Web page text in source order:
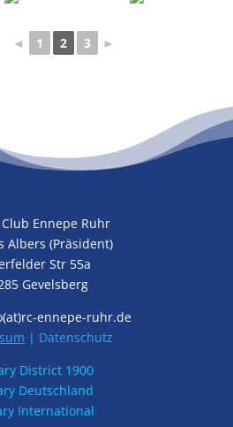
◄ 1 2 3 ►
Ennepe Ruhr
Albers (Präsident)
Str 55a
Gevelsberg
ennepe-ruhr.de
| Datenschutz
District 1900
Deutschland
International